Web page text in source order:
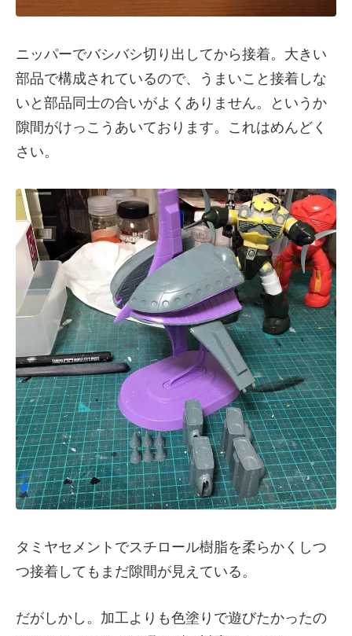
ニッパーでバシバシ切り出してから接着。大きい
部品で構成されているので、うまいこと接着しな
いと部品同士の合いがよくありません。というか
隙間がけっこうあいております。これはめんどく
さい。
タミヤセメントでスチロール樹脂を柔らかくしつ
つ接着してもまだ隙間が見えている。
だがしかし。加工よりも色塗りで遊びたかったの